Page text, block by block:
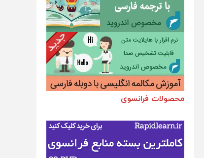
محصولات فرانسوی